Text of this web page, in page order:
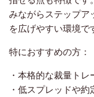
みながらステップア
を広げやすい環境で
特におすすめの方：
・本格的な裁量ト
・低スプレッドや